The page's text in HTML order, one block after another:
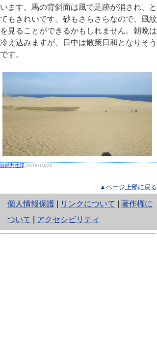
います。馬の背斜面は風で足跡が消され、と
てもきれいです。砂もさらさらなので、風紋
を見ることができるかもしれません。朝晩は
冷え込みますが、日中は散策日和となりそう
です。
自然共生課 2018/10/26
▲ページ上部に戻る
個人情報保護
と
り
ネ
リンクについて
著作権に
ついて
アクセシビリティ